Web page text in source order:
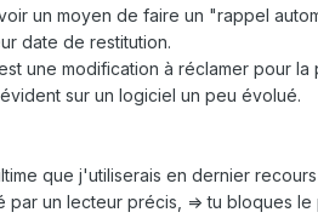
un moyen de faire un "rappel
date de restitution.
une modification à réclamer pour la
sur un logiciel un peu évolué.
que j'utiliserais en dernier
par un lecteur précis, => tu bloques